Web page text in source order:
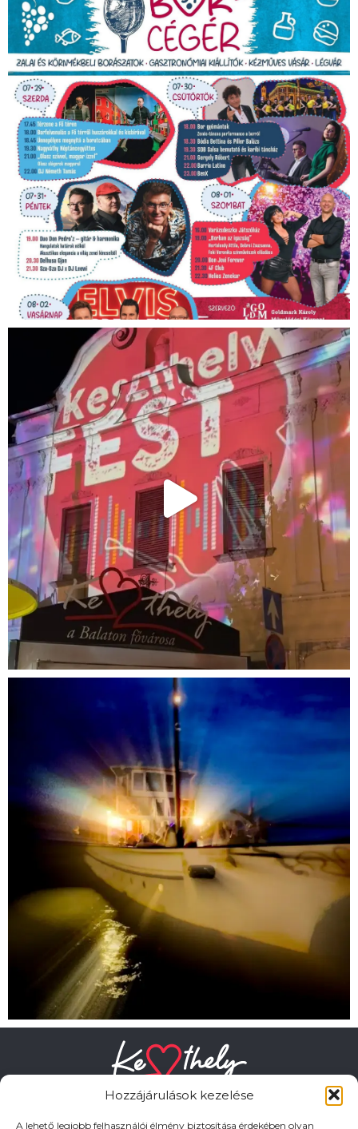
Hozzájárulások kezelése
A lehető legjobb felhasználói élmény biztosítása érdekében olyan